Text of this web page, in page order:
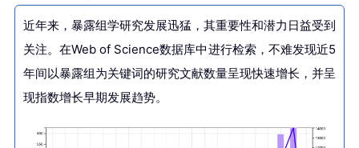
近年来，暴露组学研究发展迅猛，其重要性和潜力日益受到
关注。在Web of Science数据库中进行检索，不难发现近5
年间以暴露组为关键词的研究文献数量呈现快速增长，并呈
现指数增长早期发展趋势。